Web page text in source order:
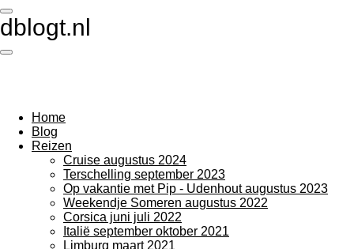
Ga
direct
de
dblogt.nl
Home
Blog
Reizen
Cruise augustus 2024
Terschelling september 2023
Op vakantie met Pip - Udenhout augustus 2023
Weekendje Someren augustus 2022
Corsica juni juli 2022
Italië september oktober 2021
Limburg maart 2021